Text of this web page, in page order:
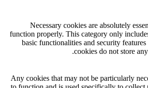
Necessary cookies are absolutely
function properly. This category only
basic functionalities and security
cookies do not store
Any cookies that may not be particularly